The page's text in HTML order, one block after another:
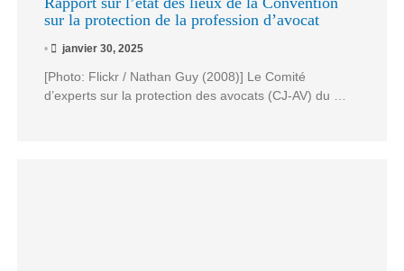
sur la protection de la profession d’avocat
• janvier 30, 2025
[Photo: Flickr / Nathan Guy (2008)] Le Comité
d’experts sur la protection des avocats (CJ-AV) du …